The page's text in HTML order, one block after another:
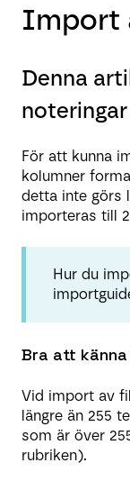
Import
Denna
För att kunna
kolumner
detta inte görs
importeras till
Hur du
Bra att
Vid import av
längre än 255
som är över
rubriken).